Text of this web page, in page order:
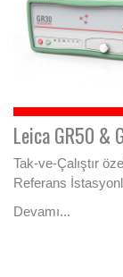
Leica GR50 &
Tak-ve-Çalıştır
Referans
Devamı...